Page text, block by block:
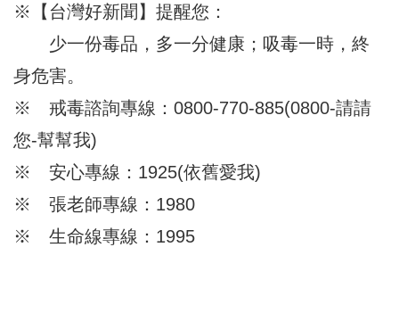
※【台灣好新聞】提醒您：
少一份毒品，多一分健康；吸毒一時，終
身危害。
※ 戒毒諮詢專線：0800-770-885(0800-請請
您-幫幫我)
※ 安心專線：1925(依舊愛我)
※ 張老師專線：1980
※ 生命線專線：1995